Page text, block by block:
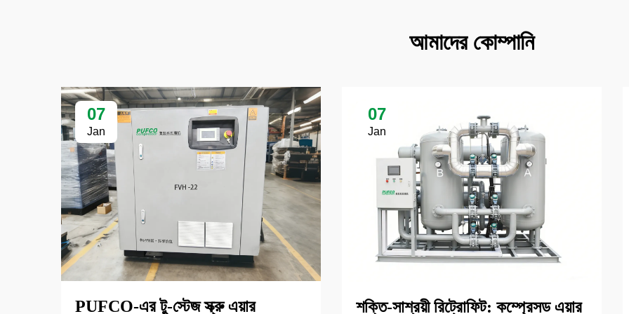
আমাদের কোম্পানি
07
Jan
PUFCO-এর টু-স্টেজ স্ক্রু এয়ার
07
Jan
শক্তি-সাশ্রয়ী রিট্রোফিট: কম্প্রেসড এয়ার